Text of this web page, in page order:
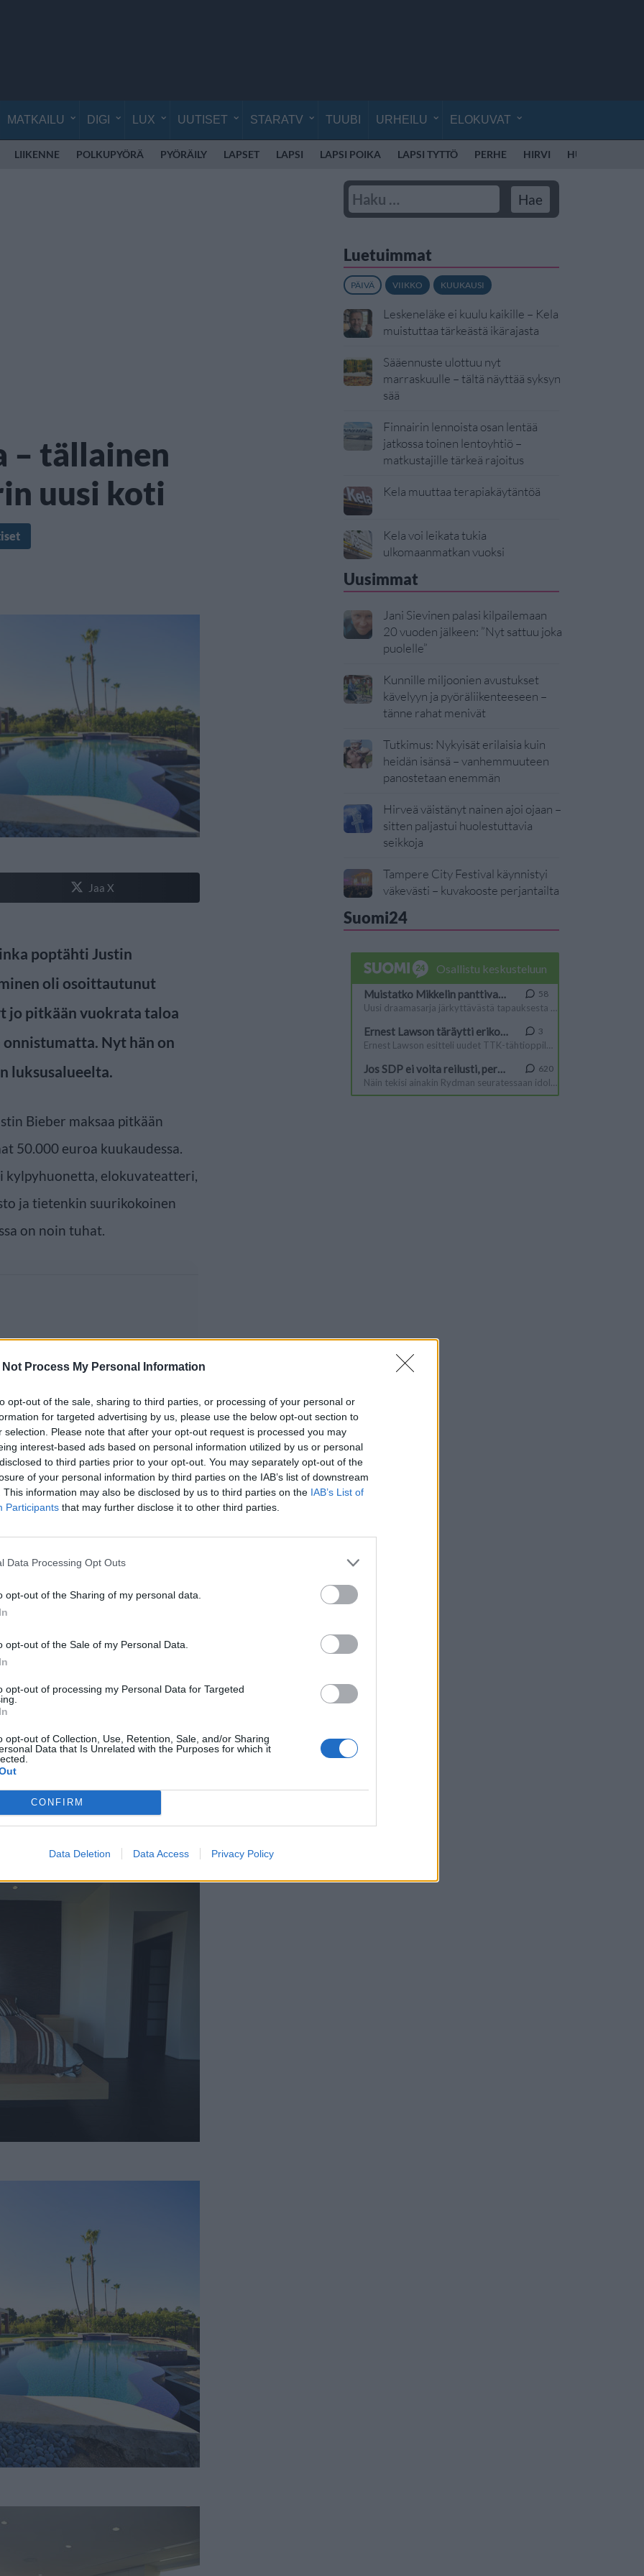
Not Process My Personal Information
opt-out of the sale, sharing to third parties, or processing of your personal or
for targeted advertising by us, please use the below opt-out section to
selection. Please note that after your opt-out request is processed you may
interest-based ads based on personal information utilized by us or personal
to third parties prior to your opt-out. You may separately opt-out of the
of your personal information by third parties on the IAB’s list of downstream
This information may also be disclosed by us to third parties on the IAB’s List of
Participants that may further disclose it to other third parties.
Data Processing Opt Outs
opt-out of the Sharing of my personal data.
opt-out of the Sale of my Personal Data.
opt-out of processing my Personal Data for Targeted
opt-out of Collection, Use, Retention, Sale, and/or Sharing
Data that Is Unrelated with the Purposes for which it
CONFIRM
Data Deletion Data Access Privacy Policy
MATKAILU DIGI LUX UUTISET STARATV TUUBI URHEILU ELOKUVAT
LIIKENNE POLKUPYÖRÄ PYÖRÄILY LAPSET LAPSI LAPSI POIKA LAPSI TYTTÖ PERHE HIRVI HUUMEET
– tällainen
uusi koti
Jaa X
poptähti Justin
oli osoittautunut
jo pitkään vuokrata taloa
Nyt hän on
luksusalueelta.
Bieber maksaa pitkään
50.000 euroa kuukaudessa.
kylpyhuonetta, elokuvateatteri,
ja tietenkin suurikokoinen
on noin tuhat.
Hillsissä sijaitsevasta
joten nyt hän selviää vain
ole halunneet Bieberiä
maine hurjana bilettäjänä ja
Luetuimmat
PÄIVÄ VIIKKO KUUKAUSI
Leskeneläke ei kuulu kaikille – Kela
muistuttaa tärkeästä ikärajasta
Sääennuste ulottuu nyt
marraskuulle – tältä näyttää syksyn
sää
Finnairin lennoista osan lentää
jatkossa toinen lentoyhtiö –
matkustajille tärkeä rajoitus
Kela muuttaa terapiakäytäntöä
Kela voi leikata tukia
ulkomaanmatkan vuoksi
Uusimmat
Jani Sievinen palasi kilpailemaan
20 vuoden jälkeen: ”Nyt sattuu joka
puolelle”
Kunnille miljoonien avustukset
kävelyyn ja pyöräliikenteeseen –
tänne rahat menivät
Tutkimus: Nykyisät erilaisia kuin
heidän isänsä – vanhemmuuteen
panostetaan enemmän
Hirveä väistänyt nainen ajoi ojaan –
sitten paljastui huolestuttavia
seikkoja
Tampere City Festival käynnistyi
väkevästi – kuvakooste perjantailta
Suomi24